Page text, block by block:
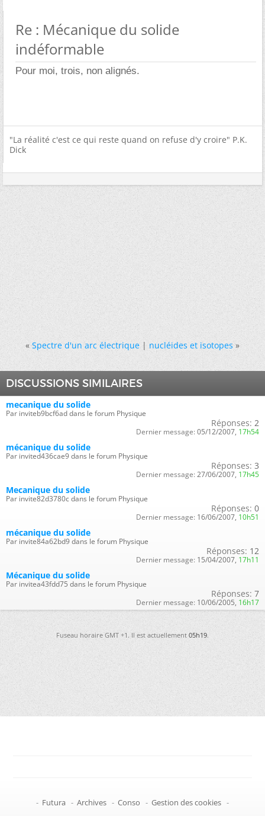
Re : Mécanique du solide
indéformable
Pour moi, trois, non alignés.
"La réalité c'est ce qui reste quand on refuse d'y croire" P.K.
Dick
« Spectre d'un arc électrique|nucléides et isotopes »
DISCUSSIONS SIMILAIRES
mecanique du solide
Par inviteb9bcf6ad dans le forum Physique
Réponses: 2
Dernier message: 05/12/2007, 17h54
mécanique du solide
Par invited436cae9 dans le forum Physique
Réponses: 3
Dernier message: 27/06/2007, 17h45
Mecanique du solide
Par invite82d3780c dans le forum Physique
Réponses: 0
Dernier message: 16/06/2007, 10h51
mécanique du solide
Par invite84a62bd9 dans le forum Physique
Réponses: 12
Dernier message: 15/04/2007, 17h11
Mécanique du solide
Par invitea43fdd75 dans le forum Physique
Réponses: 7
Dernier message: 10/06/2005, 16h17
Fuseau horaire GMT +1. Il est actuellement05h19.
- Futura - Archives - Conso - Gestion des cookies -